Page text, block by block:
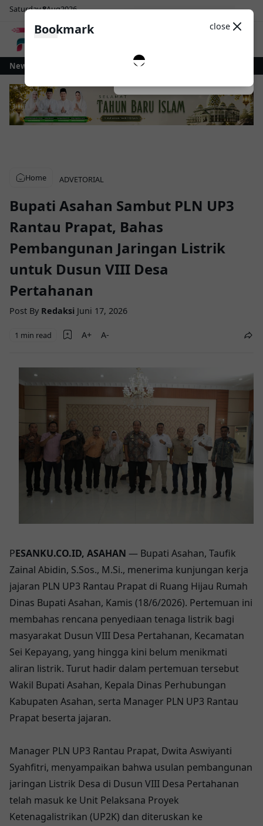
Saturday8Aug2026
Light
News Gelontorkan Rp1 Miliar untuk Revitalisasi Alun-Alun Paloko
Home ADVETORIAL
Bupati Asahan Sambut PLN UP3
Rantau Prapat, Bahas
Pembangunan Jaringan Listrik
untuk Dusun VIII Desa
Pertahanan
Post By Redaksi Juni 17, 2026
1 min read
PESANKU.CO.ID, ASAHAN — Bupati Asahan, Taufik
Zainal Abidin, S.Sos., M.Si., menerima kunjungan kerja
jajaran PLN UP3 Rantau Prapat di Ruang Hijau Rumah
Dinas Bupati Asahan, Kamis (18/6/2026). Pertemuan ini
membahas rencana penyediaan tenaga listrik bagi
masyarakat Dusun VIII Desa Pertahanan, Kecamatan
Sei Kepayang, yang hingga kini belum menikmati
aliran listrik. Turut hadir dalam pertemuan tersebut
Wakil Bupati Asahan, Kepala Dinas Perhubungan
Kabupaten Asahan, serta Manager PLN UP3 Rantau
Prapat beserta jajaran.
Manager PLN UP3 Rantau Prapat, Dwita Aswiyanti
Syahfitri, menyampaikan bahwa usulan pembangunan
jaringan Listrik Desa di Dusun VIII Desa Pertahanan
telah masuk ke Unit Pelaksana Proyek
Ketenagalistrikan (UP2K) dan diteruskan ke
Bookmark close